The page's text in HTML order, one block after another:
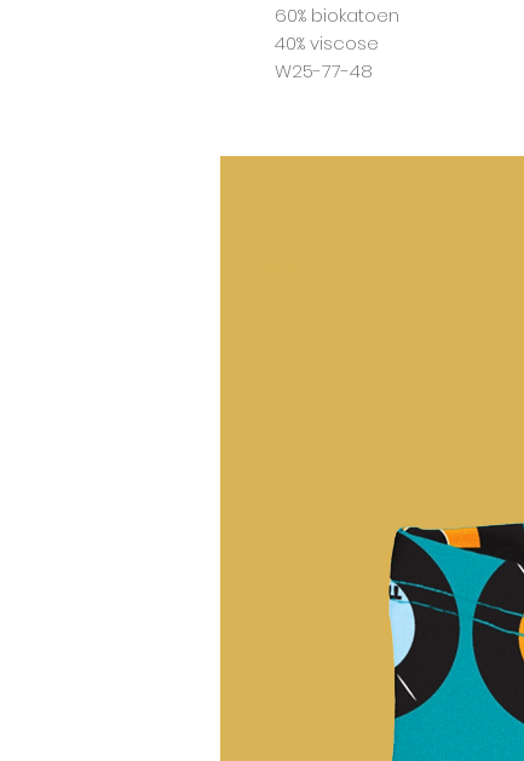
60% biokatoen
40% viscose
W25-77-48